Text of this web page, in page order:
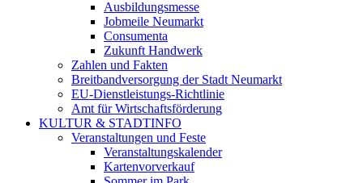
Ausbildungsmesse
Jobmeile Neumarkt
Consumenta
Zukunft Handwerk
Zahlen und Fakten
Breitbandversorgung der Stadt Neumarkt
EU-Dienstleistungs-Richtlinie
Amt für Wirtschaftsförderung
KULTUR & STADTINFO
Veranstaltungen und Feste
Veranstaltungskalender
Kartenvorverkauf